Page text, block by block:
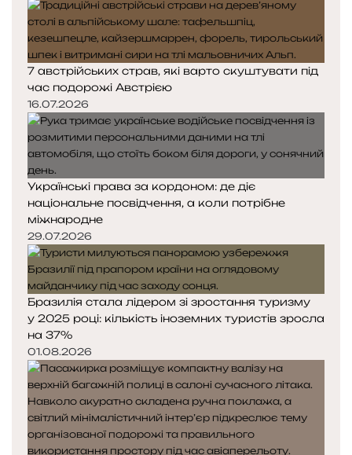
7 австрійських страв, які варто скуштувати під
час подорожі Австрією
16.07.2026
Українські права за кордоном: де діє
національне посвідчення, а коли потрібне
міжнародне
29.07.2026
Бразилія стала лідером зі зростання туризму
у 2025 році: кількість іноземних туристів зросла
на 37%
01.08.2026